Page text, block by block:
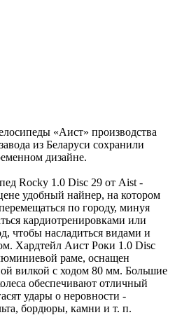
«Аист» производства
из Беларуси сохранили
дизайне.
Rocky 1.0 Disc 29 от Aist -
удобный найнер, на котором
по городу, минуя
кардиотренировками или
чтобы насладиться видами и
Хардтейл Аист Роки 1.0 Disc
раме, оснащен
вилкой с ходом 80 мм. Большие
обеспечивают отличный
удары о неровности -
бордюры, камни и т. п.